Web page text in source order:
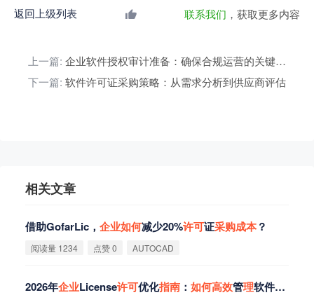
返回上级列表 联系我们 ，获取更多内容
上一篇:
企业软件授权审计准备：确保合规运营的关键步骤
下一篇: 软件许可证采购策略：从需求分析到供应商评估
相关文章
借助GofarLic， 企业如何减少20%许可证采购成本？
阅读量 1234 点赞 0 AUTOCAD
2026年企业License许可优化指南 ： 如何高效管理软件授权